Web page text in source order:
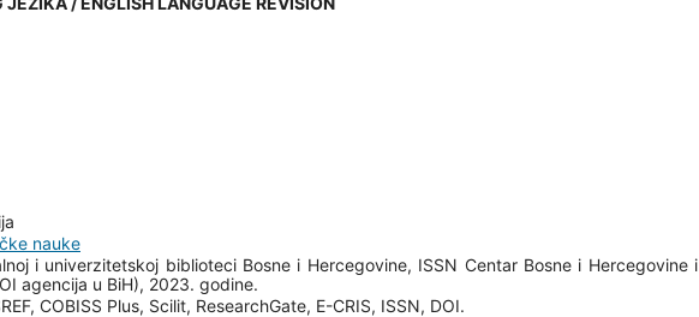
nauke
i univerzitetskoj biblioteci Bosne i Hercegovine, ISSN Centar Bosne i Hercegovine i
agencija u BiH), 2023. godine.
COBISS Plus, Scilit, ResearchGate, E-CRIS, ISSN, DOI.